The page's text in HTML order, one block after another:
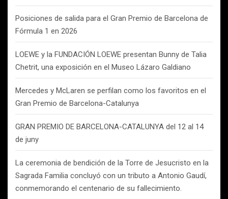
Posiciones de salida para el Gran Premio de Barcelona de
Fórmula 1 en 2026
LOEWE y la FUNDACIÓN LOEWE presentan Bunny de Talia
Chetrit, una exposición en el Museo Lázaro Galdiano
Mercedes y McLaren se perfilan como los favoritos en el
Gran Premio de Barcelona-Catalunya
GRAN PREMIO DE BARCELONA-CATALUNYA del 12 al 14
de juny
La ceremonia de bendición de la Torre de Jesucristo en la
Sagrada Familia concluyó con un tributo a Antonio Gaudí,
conmemorando el centenario de su fallecimiento.